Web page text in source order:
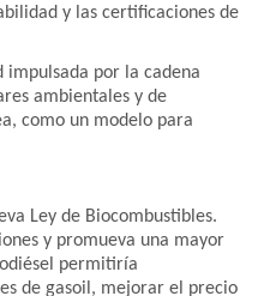
y las certificaciones de
impulsada por la cadena
ambientales y de
como un modelo para
Ley de Biocombustibles.
y promueva una mayor
permitiría
de gasoil, mejorar el precio